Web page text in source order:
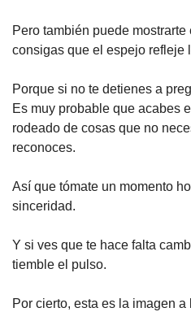
Pero también puede
consigas que el espejo refleje
Porque si no te detienes a
Es muy probable que acabes
rodeado de cosas que no
reconoces.
Así que tómate un momento
sinceridad.
Y si ves que te hace falta
tiemble el pulso.
Por cierto, esta es la imagen a